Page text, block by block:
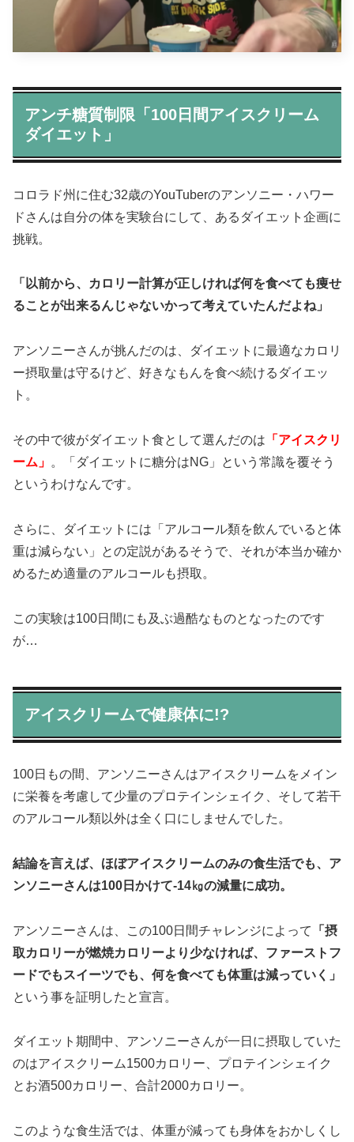
アンチ糖質制限「100日間アイスクリーム
ダイエット」
コロラド州に住む32歳のYouTuberのアンソニー・ハワー
ドさんは自分の体を実験台にして、あるダイエット企画に
挑戦。
「以前から、カロリー計算が正しければ何を食べても痩せ
ることが出来るんじゃないかって考えていたんだよね」
アンソニーさんが挑んだのは、ダイエットに最適なカロリ
ー摂取量は守るけど、好きなもんを食べ続けるダイエッ
ト。
その中で彼がダイエット食として選んだのは 「アイスクリ
ーム」 。「ダイエットに糖分はNG」という常識を覆そう
というわけなんです。
さらに、ダイエットには「アルコール類を飲んでいると体
重は減らない」との定説があるそうで、それが本当か確か
めるため適量のアルコールも摂取。
この実験は100日間にも及ぶ過酷なものとなったのです
が…
アイスクリームで健康体に!?
100日もの間、アンソニーさんはアイスクリームをメイン
に栄養を考慮して少量のプロテインシェイク、そして若干
のアルコール類以外は全く口にしませんでした。
結論を言えば、ほぼアイスクリームのみの食生活でも、ア
ンソニーさんは100日かけて-14㎏の減量に成功。
アンソニーさんは、この100日間チャレンジによって
「摂
取カロリーが燃焼カロリーより少なければ、ファーストフ
ードでもスイーツでも、何を食べても体重は減っていく」
という事を証明したと宣言。
ダイエット期間中、アンソニーさんが一日に摂取していた
のはアイスクリーム1500カロリー、プロテインシェイク
とお酒500カロリー、合計2000カロリー。
このような食生活では、体重が減っても身体をおかしくし